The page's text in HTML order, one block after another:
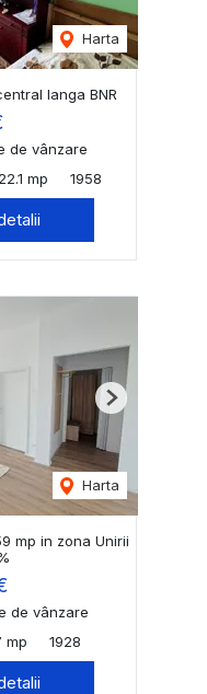
Harta
langa BNR
de vânzare
22.1 mp 1958
Harta
Next
mp in zona Unirii
de vânzare
mp 1928